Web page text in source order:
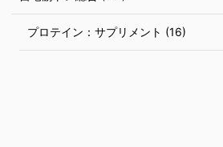
プロテイン：サプリメント (16)